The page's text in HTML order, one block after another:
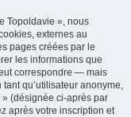
Topoldavie », nous
externes au
pages créées par le
les informations que
correspondre — mais
qu’utilisateur anonyme,
» (désignée ci-après par
après votre inscription et